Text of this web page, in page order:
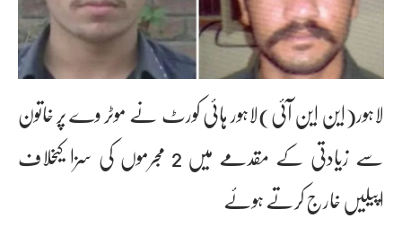
لاہور(این این آئی)لاہور ہائی کورٹ نے موٹر وے پر خاتون
سے زیادتی کے مقدمے میں 2 مجرموں کی سزا کیخلاف
اپیلیں خارج کرتے ہوئے